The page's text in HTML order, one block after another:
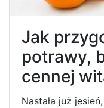
Jak
potrawy,
cennej
Nastała już